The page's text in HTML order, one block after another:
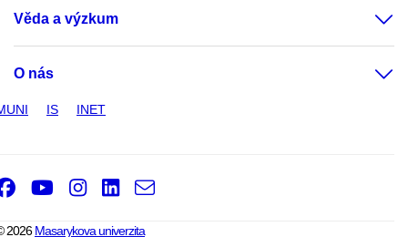
Věda a výzkum
O nás
IS INET
2026Masarykova univerzita
Facebook
Youtube
Instagram
LinkedIn
e-